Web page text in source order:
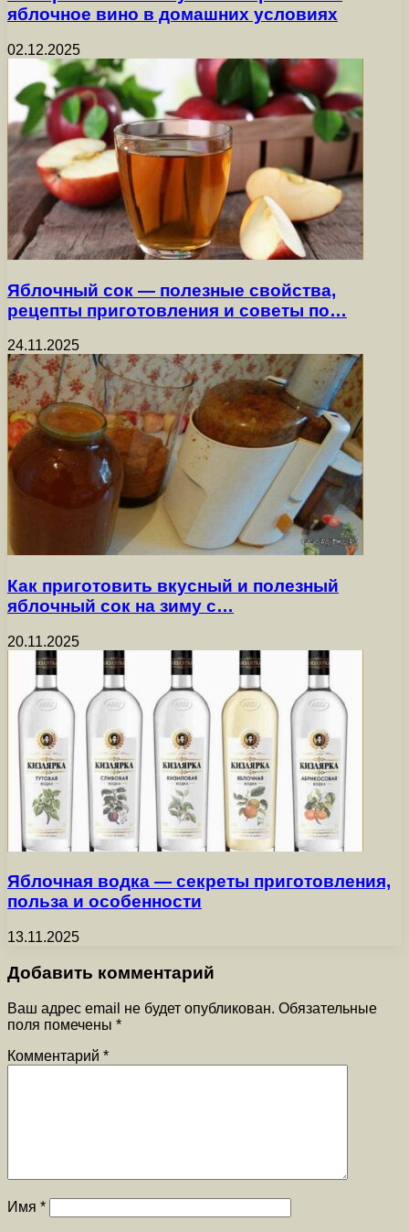
яблочное вино в домашних условиях
02.12.2025
Яблочный сок — полезные свойства,
рецепты приготовления и советы по…
24.11.2025
Как приготовить вкусный и полезный
яблочный сок на зиму с…
20.11.2025
Яблочная водка — секреты приготовления,
польза и особенности
13.11.2025
Добавить комментарий
Ваш адрес email не будет опубликован. Обязательные
поля помечены *
Комментарий *
Имя *